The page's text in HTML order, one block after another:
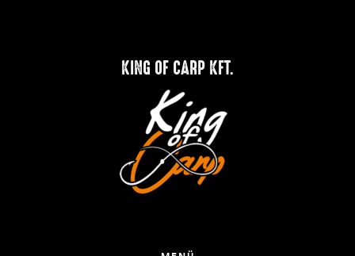
KING OF CARP KFT.